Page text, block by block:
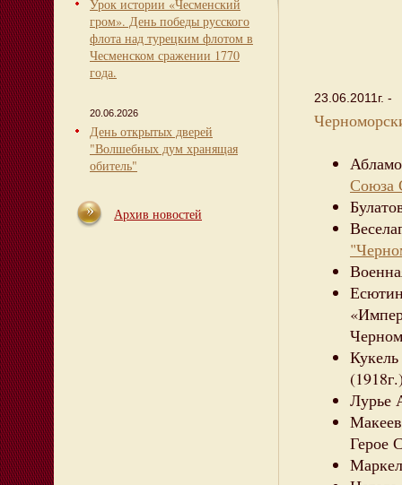
Урок истории «Чесменский
гром». День победы русского
флота над турецким флотом в
Чесменском сражении 1770
года.
20.06.2026
День открытых дверей
"Волшебных дум хранящая
обитель"
Архив новостей
23.06.2011г. -
Союза
Герое